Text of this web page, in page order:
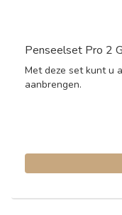
Penseelset Pro 2
Met deze set kunt u
aanbrengen.